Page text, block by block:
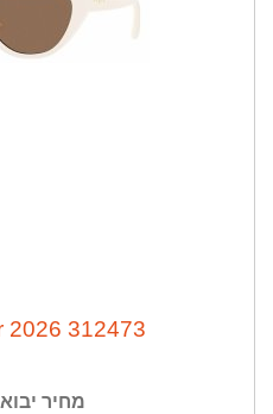
2026 312473
מחיר